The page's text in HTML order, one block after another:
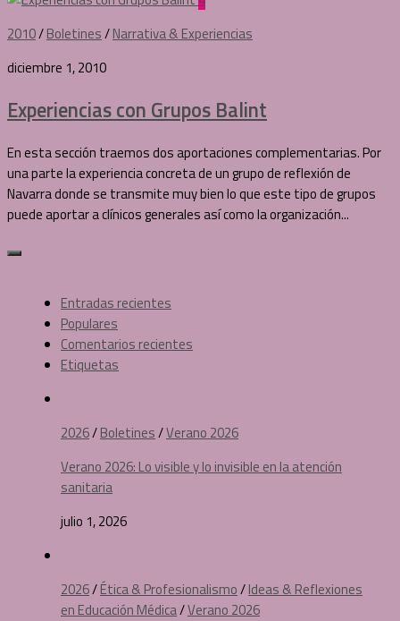
2010/Boletines/Narrativa & Experiencias
diciembre 1, 2010
Experiencias con Grupos Balint
En esta sección traemos dos aportaciones complementarias. Por
una parte la experiencia concreta de un grupo de reflexión de
Navarra donde se transmite muy bien lo que este tipo de grupos
puede aportar a clínicos generales así como la organización...
Entradas recientes
Populares
Comentarios recientes
Etiquetas
2026/Boletines/Verano 2026
Verano 2026: Lo visible y lo invisible en la atención
sanitaria
julio 1, 2026
2026/Ética & Profesionalismo/Ideas & Reflexiones
en Educación Médica/Verano 2026